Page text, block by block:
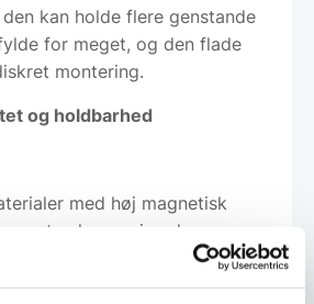
kan holde flere genstande
for meget, og den flade
montering.
og holdbarhed
med høj magnetisk
langvarig ydeevne
dobbeltsidede
og anti-slip stickers